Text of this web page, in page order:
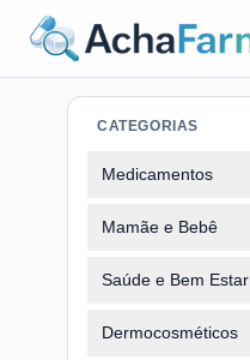
CATEGORIAS
Medicamentos
Mamãe e Bebê
Saúde e Bem Estar
Dermocosméticos